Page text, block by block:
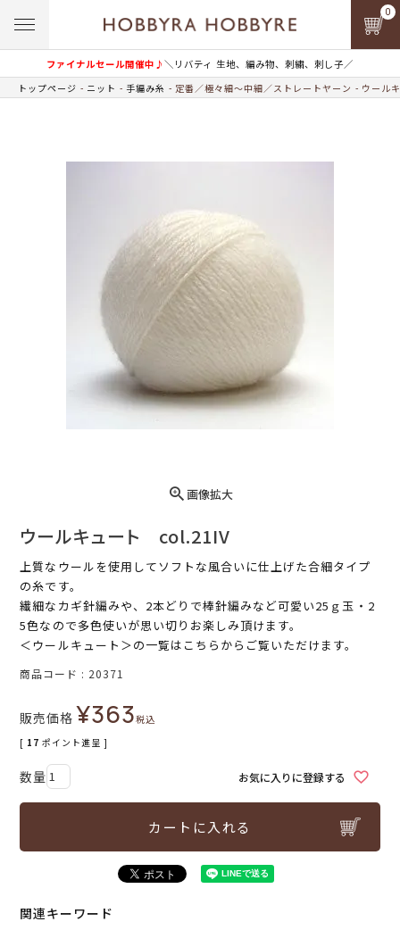
ファイナルセール開催中♪＼リバティ 生地、編み物、刺繍、刺し子／
0
トップページ ニット 手編み糸 定番／極々細～中細／ストレートヤーン ウール
画像拡大
ウールキュート col.21IV
上質なウールを使用してソフトな風合いに仕上げた合細タイプ
の糸です。
繊細なカギ針編みや、2本どりで棒針編みなど可愛い25ｇ玉・2
5色なので多色使いが思い切りお楽しみ頂けます。
＜ウールキュート＞の一覧はこちらからご覧いただけます。
商品コード 20371
販売価格 ¥363税込
[ 17 ポイント進呈 ]
お気に入りに登録する
カートに入れる
関連キーワード